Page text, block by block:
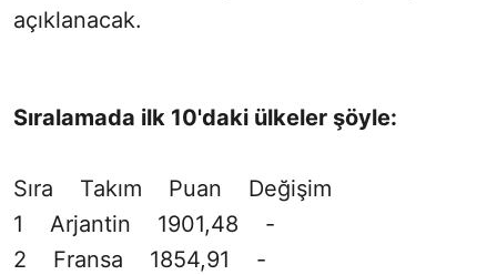
açıklanacak.
Sıralamada ilk 10'daki ülkeler şöyle:
Sıra Takım Puan Değişim
1 Arjantin 1901,48 -
2 Fransa 1854,91 -